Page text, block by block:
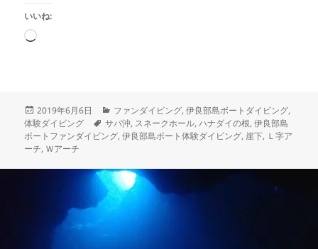
いいね:
読
中…
投
稿
日:
2019年6月6日
カ
テ
ゴ
ファンダイビング,伊良部島ボートダイビング,
体験ダイビング
タ
グ
サバ沖, スネークホール,ハナダイの根,伊良部島
ボートファンダイビング,伊良部島ボート体験ダイビング,崖下, Ｌ字ア
ーチ, Ｗアーチ